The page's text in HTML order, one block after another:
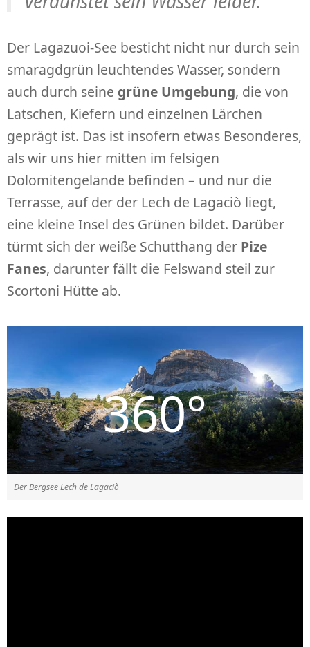
Der Lagazuoi-See besticht nicht nur durch sein
smaragdgrün leuchtendes Wasser, sondern
auch durch seine grüne Umgebung, die von
Latschen, Kiefern und einzelnen Lärchen
geprägt ist. Das ist insofern etwas Besonderes,
als wir uns hier mitten im felsigen
Dolomitengelände befinden – und nur die
Terrasse, auf der der Lech de Lagaciò liegt,
eine kleine Insel des Grünen bildet. Darüber
türmt sich der weiße Schutthang der Pize
Fanes, darunter fällt die Felswand steil zur
Scortoni Hütte ab.
Der Bergsee Lech de Lagaciò